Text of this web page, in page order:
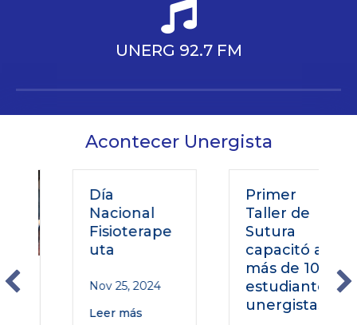
UNERG 92.7 FM
Acontecer Unergista
Día
Nacional
Fisioterape
uta
Nov 25, 2024
Leer más
Primer
Taller de
Sutura
capacitó a
más de 100
estudiantes
unergistas